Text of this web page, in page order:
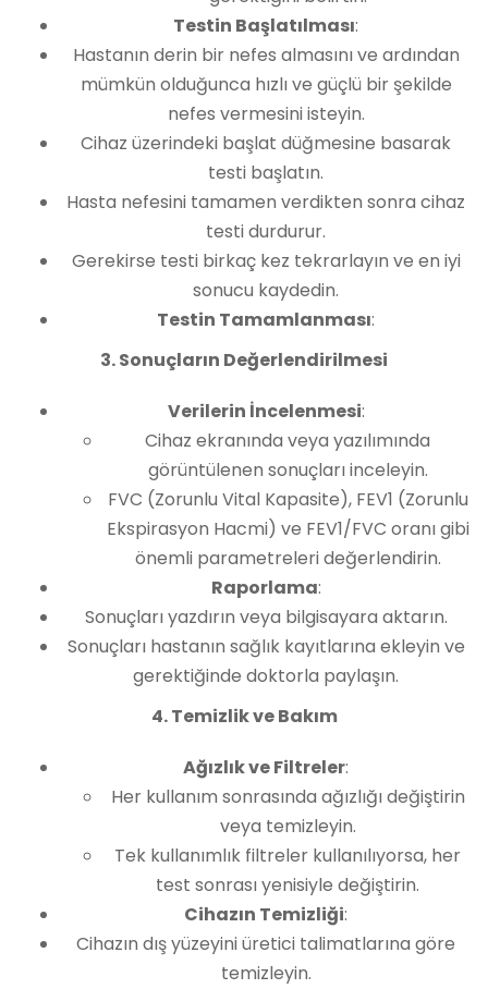
Testin Başlatılması:
Hastanın derin bir nefes almasını ve ardından
mümkün olduğunca hızlı ve güçlü bir şekilde
nefes vermesini isteyin.
Cihaz üzerindeki başlat düğmesine basarak
testi başlatın.
Hasta nefesini tamamen verdikten sonra cihaz
testi durdurur.
Gerekirse testi birkaç kez tekrarlayın ve en iyi
sonucu kaydedin.
Testin Tamamlanması:
3. Sonuçların Değerlendirilmesi
Verilerin İncelenmesi:
Cihaz ekranında veya yazılımında
görüntülenen sonuçları inceleyin.
FVC (Zorunlu Vital Kapasite), FEV1 (Zorunlu
Ekspirasyon Hacmi) ve FEV1/FVC oranı gibi
önemli parametreleri değerlendirin.
Raporlama:
Sonuçları yazdırın veya bilgisayara aktarın.
Sonuçları hastanın sağlık kayıtlarına ekleyin ve
gerektiğinde doktorla paylaşın.
4. Temizlik ve Bakım
Ağızlık ve Filtreler:
Her kullanım sonrasında ağızlığı değiştirin
veya temizleyin.
Tek kullanımlık filtreler kullanılıyorsa, her
test sonrası yenisiyle değiştirin.
Cihazın Temizliği:
Cihazın dış yüzeyini üretici talimatlarına göre
temizleyin.